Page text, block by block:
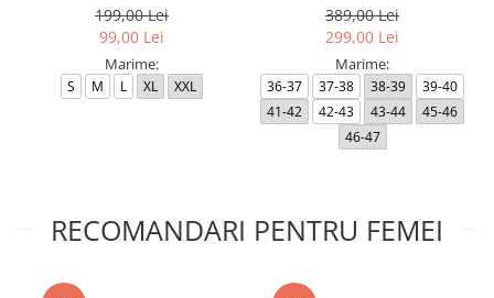
199,00 Lei
99,00 Lei
Marime:
S M L XL XXL
389,00 Lei
299,00 Lei
Marime:
36-37 37-38 38-39
39-40
41-42
42-43 43-44
45-46
46-47
RECOMANDARI PENTRU FEMEI